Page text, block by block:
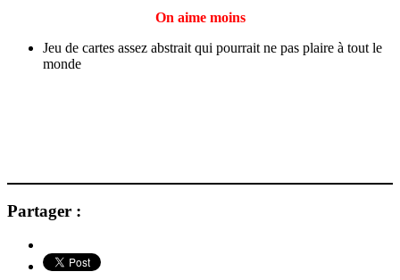
On aime moins
Jeu de cartes assez abstrait qui pourrait ne pas plaire à tout le
monde
Partager :